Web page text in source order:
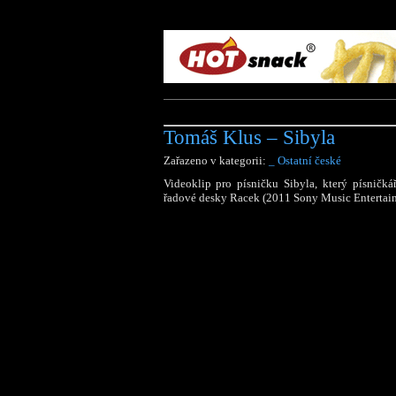
Tomáš Klus – Sibyla
Zařazeno v kategorii:
_ Ostatní české
Videoklip pro písničku Sibyla, který
řadové desky Racek (2011 Sony Music